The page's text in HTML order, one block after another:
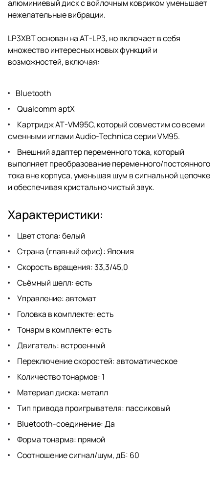
алюминиевый диск с войлочным ковриком уменьшает
нежелательные вибрации.
LP3XBT основан на AT-LP3, но включает в себя
множество интересных новых функций и
возможностей, включая:
Bluetooth
Qualcomm aptX
Картридж AT-VM95C, который совместим со всеми
сменными иглами Audio-Technica серии VM95.
Внешний адаптер переменного тока, который
выполняет преобразование переменного/постоянного
тока вне корпуса, уменьшая шум в сигнальной цепочке
и обеспечивая кристально чистый звук.
Характеристики:
Цвет стола: белый
Страна (главный офис): Япония
Скорость вращения: 33,3/45,0
Съёмный шелл: есть
Управление: автомат
Головка в комплекте: есть
Тонарм в комплекте: есть
Двигатель: встроенный
Переключение скоростей: автоматическое
Количество тонармов: 1
Материал диска: металл
Тип привода проигрывателя: пассиковый
Bluetooth-соединение: Да
Форма тонарма: прямой
Соотношение сигнал/шум, дБ: 60